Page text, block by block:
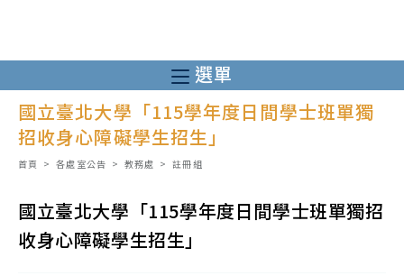
至
主
內
選單
國立臺北大學「115學年度日間學士班單獨
招收身心障礙學生招生」
首頁 > 各處室公告 > 教務處 > 註冊組
國立臺北大學「115學年度日間學士班單獨招
收身心障礙學生招生」